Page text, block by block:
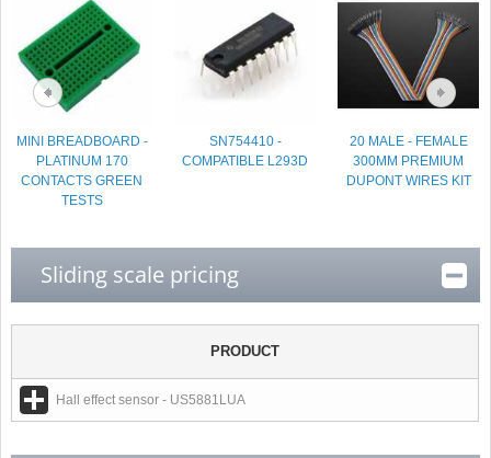
MINI BREADBOARD -
PLATINUM 170
CONTACTS GREEN
TESTS
SN754410 -
COMPATIBLE L293D
20 MALE - FEMALE
300MM PREMIUM
DUPONT WIRES KIT
Sliding scale pricing
PRODUCT
Hall effect sensor - US5881LUA